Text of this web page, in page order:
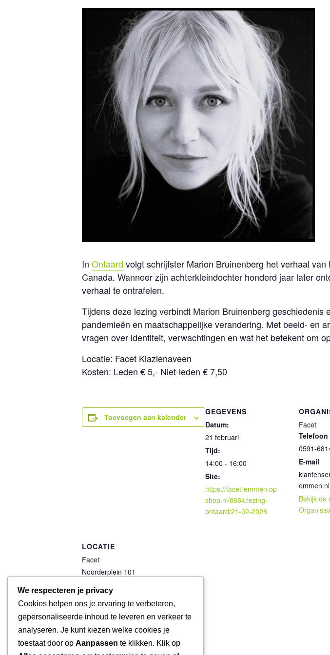
In Ontaard volgt schrijfster Marion Bruinenberg het verhaal
Canada. Wanneer zijn achterkleindochter honderd jaar later
verhaal te ontrafelen.
Tijdens deze lezing verbindt Marion Bruinenberg geschiedenis
pandemieën en maatschappelijke verandering. Met beeld- en
vragen over identiteit, verwachtingen en wat het betekent om
Locatie: Facet Klazienaveen
Kosten: Leden € 5,- Niet-leden € 7,50
Toevoegen aan kalender
GEGEVENS
Datum:
21 februari
Tijd:
14:00 - 16:00
Site:
https://facet-emmen.op-
shop.nl/8684/lezing-
ontaard/21-02-2026
Facet
Telefoon
0591-
E-mail
emmen.nl
Bekijk de
LOCATIE
Facet
Noorderplein 101
Netherlands
Maps
Telefoon
0591681444
Bekijk de site van Locatie
We respecteren je privacy
Cookies helpen ons je ervaring te verbeteren,
gepersonaliseerde inhoud te leveren en verkeer te
analyseren. Je kunt kiezen welke cookies je
toestaat door op Aanpassen te klikken. Klik op